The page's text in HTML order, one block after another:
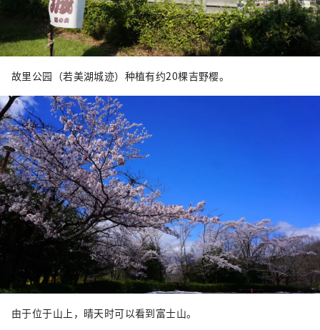
故里公园（若美湖城迹）种植有约20棵吉野樱。
由于位于山上，晴天时可以看到富士山。